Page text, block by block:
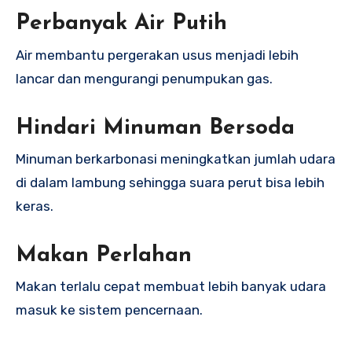
Perbanyak Air Putih
Air membantu pergerakan usus menjadi lebih
lancar dan mengurangi penumpukan gas.
Hindari Minuman Bersoda
Minuman berkarbonasi meningkatkan jumlah udara
di dalam lambung sehingga suara perut bisa lebih
keras.
Makan Perlahan
Makan terlalu cepat membuat lebih banyak udara
masuk ke sistem pencernaan.